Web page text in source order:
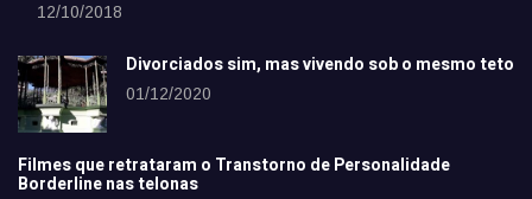
12/10/2018
Divorciados sim, mas vivendo sob o mesmo teto
01/12/2020
Filmes que retrataram o Transtorno de Personalidade
Borderline nas telonas